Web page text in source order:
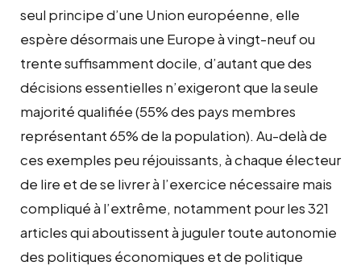
seul principe d’une Union européenne, elle
espère désormais une Europe à vingt-neuf ou
trente suffisamment docile, d’autant que des
décisions essentielles n’exigeront que la seule
majorité qualifiée (55% des pays membres
représentant 65% de la population). Au-delà de
ces exemples peu réjouissants, à chaque électeur
de lire et de se livrer à l’exercice nécessaire mais
compliqué à l’extrême, notamment pour les 321
articles qui aboutissent à juguler toute autonomie
des politiques économiques et de politique